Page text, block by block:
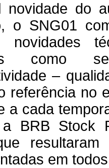
novidade do
o SNG01
novidades
como
–
referência no
a cada
a BRB Stock
em